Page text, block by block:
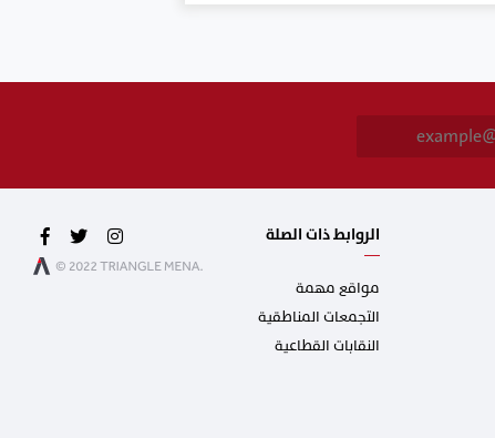
i
*
الروابط ذات الصلة
مواقع مهمة
التجمعات المناطقية
النقابات القطاعية